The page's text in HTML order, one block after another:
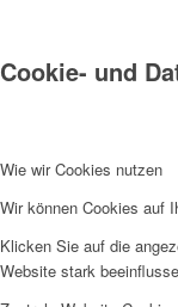
Cookie- und
Wie wir Cookies nutzen
Wir können Cookies auf
Klicken Sie auf die
Website stark